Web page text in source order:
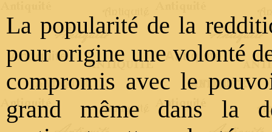
La popularité de la
pour origine une volonté
compromis avec le
grand même dans la